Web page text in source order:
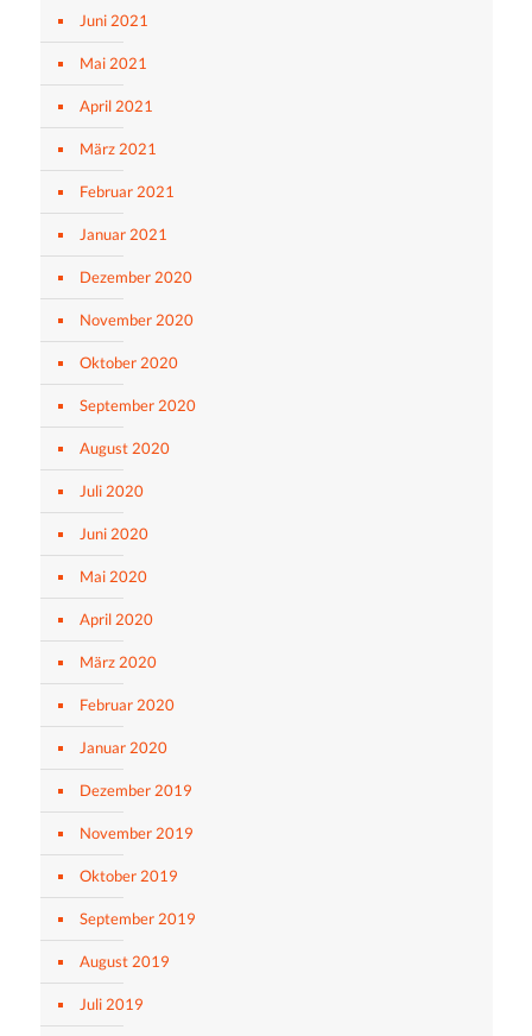
Juni 2021
Mai 2021
April 2021
März 2021
Februar 2021
Januar 2021
Dezember 2020
November 2020
Oktober 2020
September 2020
August 2020
Juli 2020
Juni 2020
Mai 2020
April 2020
März 2020
Februar 2020
Januar 2020
Dezember 2019
November 2019
Oktober 2019
September 2019
August 2019
Juli 2019